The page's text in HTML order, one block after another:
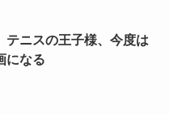
テニスの王子様、今度は
になる